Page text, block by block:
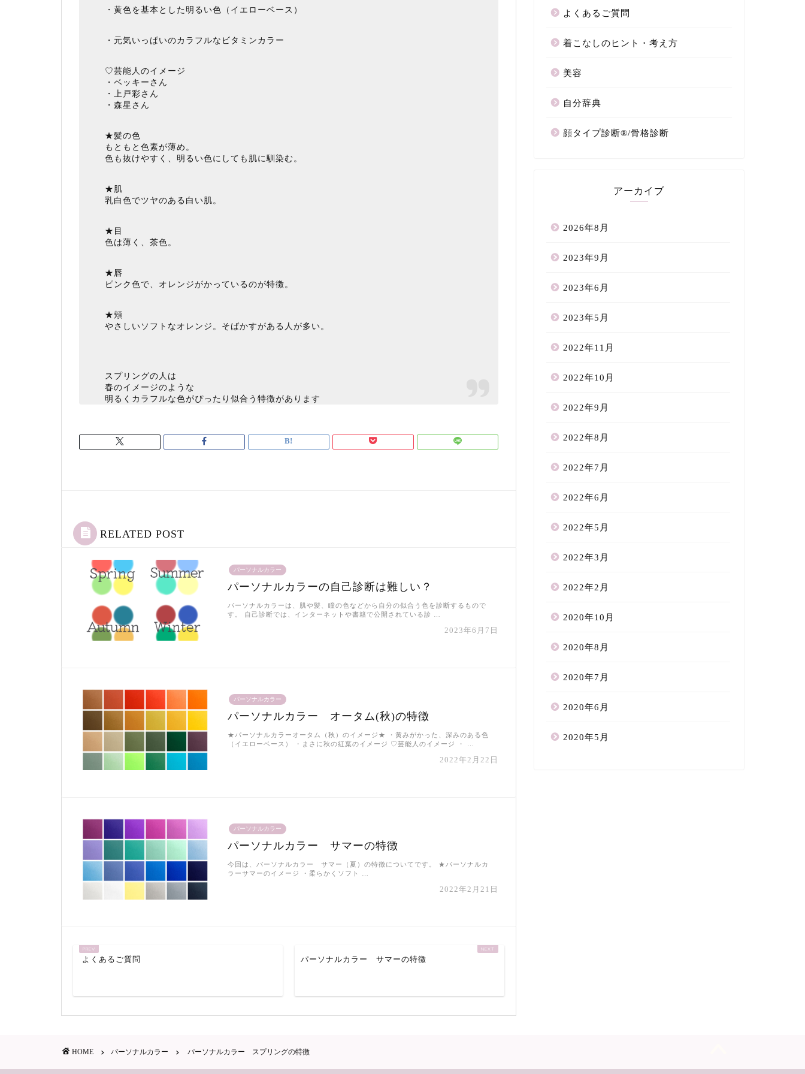
・黄色を基本とした明るい色（イエローベース）
・元気いっぱいのカラフルなビタミンカラー
♡芸能人のイメージ
・ベッキーさん
・上戸彩さん
・森星さん
★髪の色
もともと色素が薄め。
色も抜けやすく、明るい色にしても肌に馴染む。
★肌
乳白色でツヤのある白い肌。
★目
色は薄く、茶色。
★唇
ピンク色で、オレンジがかっているのが特徴。
★頬
やさしいソフトなオレンジ。そばかすがある人が多い。
スプリングの人は
春のイメージのような
明るくカラフルな色がぴったり似合う特徴があります
RELATED POST
パーソナルカラー
パーソナルカラーの自己診断は難しい？
2023年6月7日
パーソナルカラーは、肌や髪、瞳の色などから自分の似合う色を診断するもので
す。 自己診断では、インターネットや書籍で公開されている診 …
パーソナルカラー
パーソナルカラー オータム(秋)の特徴
2022年2月22日
★パーソナルカラーオータム（秋）のイメージ★ ・黄みがかった、深みのある色
（イエローベース） ・まさに秋の紅葉のイメージ ♡芸能人のイメージ ・ …
パーソナルカラー
パーソナルカラー サマーの特徴
2022年2月21日
今回は、パーソナルカラー サマー（夏）の特徴についてです。 ★パーソナルカ
ラーサマーのイメージ ・柔らかくソフト …
よくあるご質問 パーソナルカラー サマーの特徴
よくあるご質問
着こなしのヒント・考え方
美容
自分辞典
顔タイプ診断®/骨格診断
アーカイブ
2026年8月
2023年9月
2023年6月
2023年5月
2022年11月
2022年10月
2022年9月
2022年8月
2022年7月
2022年6月
2022年5月
2022年3月
2022年2月
2020年10月
2020年8月
2020年7月
2020年6月
2020年5月
HOME パーソナルカラー パーソナルカラー スプリングの特徴